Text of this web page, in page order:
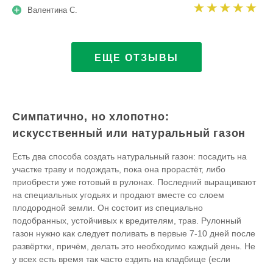
Валентина С.
ЕЩЕ ОТЗЫВЫ
Симпатично, но хлопотно:
искусственный или натуральный газон
Есть два способа создать натуральный газон: посадить на
участке траву и подождать, пока она прорастёт, либо
приобрести уже готовый в рулонах. Последний выращивают
на специальных угодьях и продают вместе со слоем
плодородной земли. Он состоит из специально
подобранных, устойчивых к вредителям, трав. Рулонный
газон нужно как следует поливать в первые 7-10 дней после
развёртки, причём, делать это необходимо каждый день. Не
у всех есть время так часто ездить на кладбище (если